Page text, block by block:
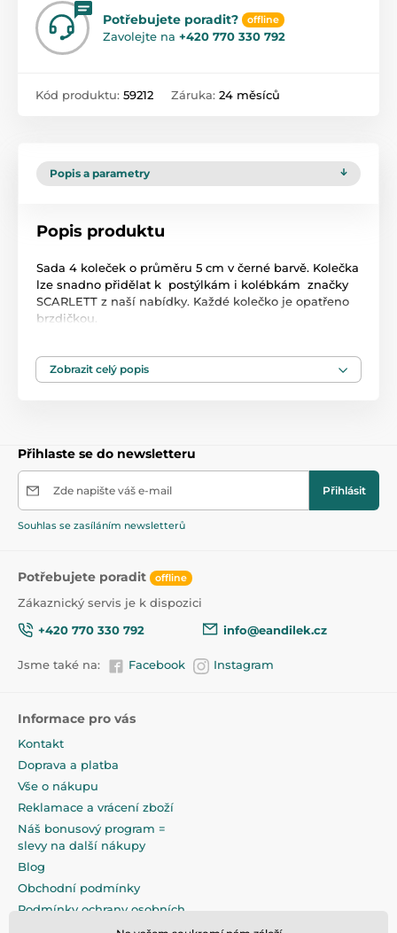
Potřebujete poradit? offline
Zavolejte na +420 770 330 792
Kód produktu: 59212 Záruka: 24 měsíců
Popis a parametry
Popis produktu
Sada 4 koleček o průměru 5 cm v černé barvě. Kolečka
lze snadno přidělat k postýlkám i kolébkám značky
SCARLETT z naší nabídky. Každé kolečko je opatřeno
brzdičkou.
Produkt je zařazen v kategoriích
Zobrazit celý popis
Přihlaste se do newsletteru
Zde napište váš e-mail Přihlásit
Souhlas se zasíláním newsletterů
Potřebujete poradit offline
Zákaznický servis je k dispozici
+420 770 330 792
info@eandilek.cz
Jsme také na: Facebook Instagram
Informace pro vás
Kontakt
Doprava a platba
Vše o nákupu
Reklamace a vrácení zboží
Náš bonusový program =
slevy na další nákupy
Blog
Obchodní podmínky
Podmínky ochrany osobních